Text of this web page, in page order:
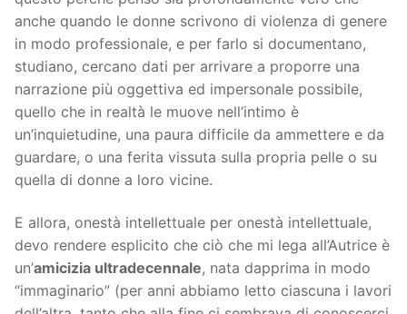
anche quando le donne scrivono di violenza di genere
in modo professionale, e per farlo si documentano,
studiano, cercano dati per arrivare a proporre una
narrazione più oggettiva ed impersonale possibile,
quello che in realtà le muove nell’intimo è
un’inquietudine, una paura difficile da ammettere e da
guardare, o una ferita vissuta sulla propria pelle o su
quella di donne a loro vicine.
E allora, onestà intellettuale per onestà intellettuale,
devo rendere esplicito che ciò che mi lega all’Autrice è
un’amicizia ultradecennale, nata dapprima in modo
“immaginario” (per anni abbiamo letto ciascuna i lavori